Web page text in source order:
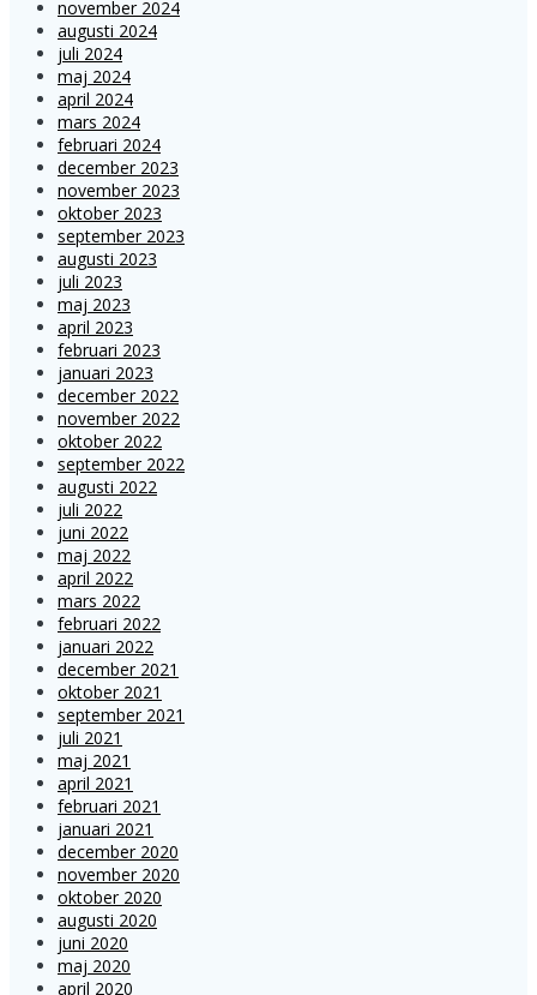
november 2024
augusti 2024
juli 2024
maj 2024
april 2024
mars 2024
februari 2024
december 2023
november 2023
oktober 2023
september 2023
augusti 2023
juli 2023
maj 2023
april 2023
februari 2023
januari 2023
december 2022
november 2022
oktober 2022
september 2022
augusti 2022
juli 2022
juni 2022
maj 2022
april 2022
mars 2022
februari 2022
januari 2022
december 2021
oktober 2021
september 2021
juli 2021
maj 2021
april 2021
februari 2021
januari 2021
december 2020
november 2020
oktober 2020
augusti 2020
juni 2020
maj 2020
april 2020